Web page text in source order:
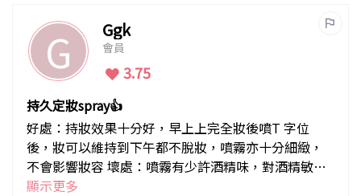
G Ggk
會員
3.75
持久定妝spray👍
好處：持妝效果十分好，早上上完全妝後噴T 字位
後，妝可以維持到下午都不脫妝，噴霧亦十分細緻，
不會影響妝容 壞處：噴霧有少許酒精味，對酒精敏感
人士需注意
顯示更多